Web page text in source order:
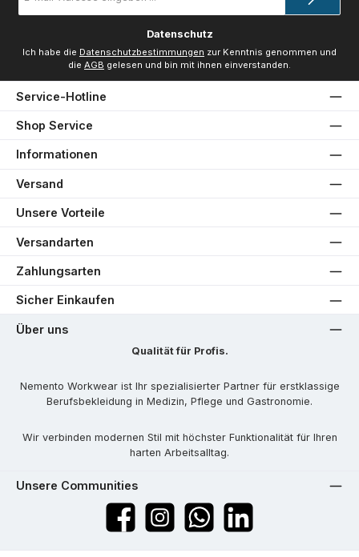
Adresse
Datenschutz
Ich habe die Datenschutzbestimmungen zur Kenntnis genommen und
die AGB gelesen und bin mit ihnen einverstanden.
Service-Hotline
Shop Service
Informationen
Versand
Unsere Vorteile
Versandarten
Zahlungsarten
Sicher Einkaufen
Über uns
Qualität für Profis.
Nemento Workwear ist Ihr spezialisierter Partner für erstklassige
Berufsbekleidung in Medizin, Pflege und Gastronomie.
Wir verbinden modernen Stil mit höchster Funktionalität für Ihren
harten Arbeitsalltag.
Unsere Communities
FacebookInstagramWhatsApp